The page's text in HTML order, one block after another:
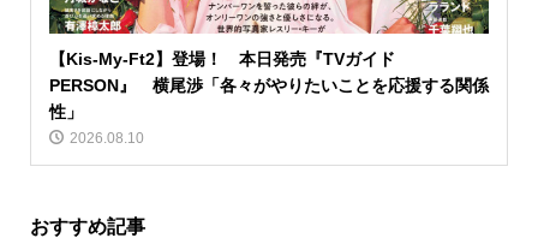
【Kis-My-Ft2】登場！ 本日発売『TVガイド
PERSON』 横尾渉「各々がやりたいことを応援する関係
性」
2026.08.10
おすすめ記事